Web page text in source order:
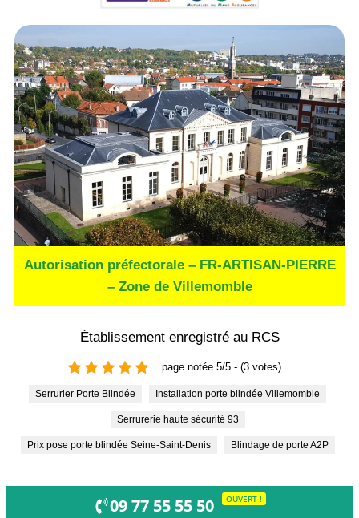
Autorisation préfectorale – FR-ARTISAN-PIERRE
– Zone de Villemomble
Établissement enregistré au RCS
page notée 5/5 - (3 votes)
Serrurier Porte Blindée Installation porte blindée Villemomble
Serrurerie haute sécurité 93
Prix pose porte blindée Seine-Saint-Denis Blindage de porte A2P
09 77 55 55 50 OUVERT !